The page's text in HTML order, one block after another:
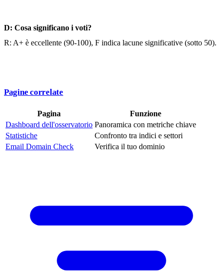
D: Cosa significano i voti?
R: A+ è eccellente (90-100), F indica lacune significative (sotto 50).
Pagine correlate
Pagina
Funzione
Dashboard dell'osservatorio Panoramica con metriche chiave
Statistiche
Confronto tra indici e settori
Email Domain Check
Verifica il tuo dominio